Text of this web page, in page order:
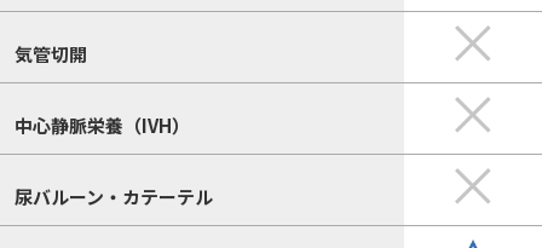
気管切開
中心静脈栄養（IVH）
尿バルーン・カテーテル